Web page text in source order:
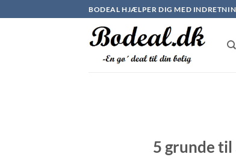
til
BODEAL HJÆLPER DIG MED
5 grunde